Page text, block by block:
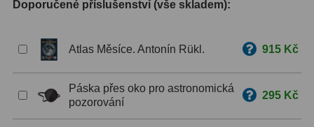
ED a Flat Field12
Měřící, s mřížkou6
Doporučené příslušenství (vše skladem):
Atlas Měsíce. Antonín Rükl. 915 Kč
Páska přes oko pro astronomická
pozorování
295 Kč